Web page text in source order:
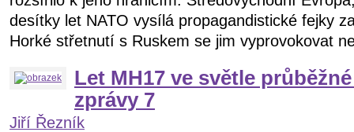
desítky let NATO vysílá propagandistické fejky
Horké střetnutí s Ruskem se jim vyprovokovat
Let MH17 ve světle
zprávy 7
Jiří Řezník